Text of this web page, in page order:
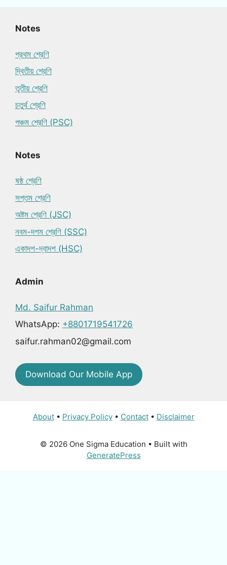
Notes
প্রথম শ্রেণি
দ্বিতীয় শ্রেণি
তৃতীয় শ্রেণি
চতুর্থ শ্রেণি
পঞ্চম শ্রেণি (PSC)
Notes
ষষ্ঠ শ্রেণি
সপ্তম শ্রেণি
অষ্টম শ্রেণি (JSC)
নবম-দশম শ্রেণি (SSC)
একাদশ-দ্বাদশ (HSC)
Admin
Md. Saifur Rahman
WhatsApp: +8801719541726
saifur.rahman02@gmail.com
Download Our Mobile App
About• Privacy Policy• Contact• Disclaimer
© 2026 One Sigma Education • Built with
GeneratePress